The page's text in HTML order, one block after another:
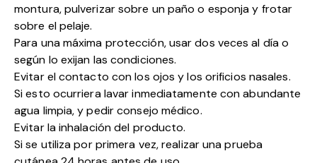
montura, pulverizar sobre un paño o esponja y frotar
sobre el pelaje.
Para una máxima protección, usar dos veces al día o
según lo exijan las condiciones.
Evitar el contacto con los ojos y los orificios nasales.
Si esto ocurriera lavar inmediatamente con abundante
agua limpia, y pedir consejo médico.
Evitar la inhalación del producto.
Si se utiliza por primera vez, realizar una prueba